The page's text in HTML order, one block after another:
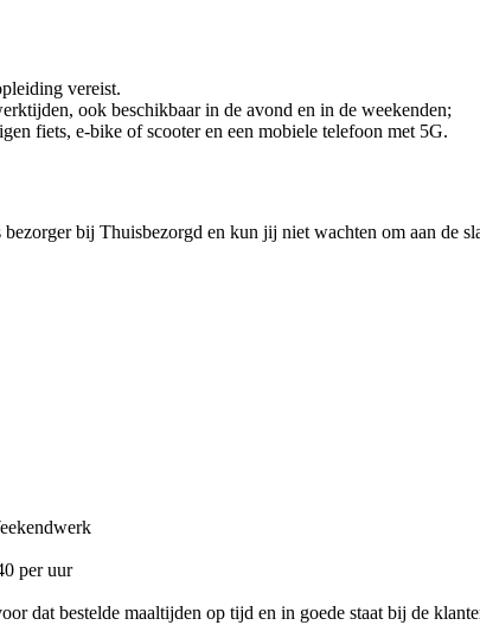
vereist.
ook beschikbaar in de avond en in de weekenden;
fiets, e-bike of scooter en een mobiele telefoon met 5G.
bij Thuisbezorgd en kun jij niet wachten om aan de
per uur
dat bestelde maaltijden op tijd en in goede staat bij de